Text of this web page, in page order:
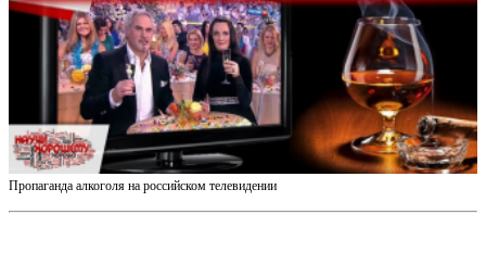
Пропаганда алкоголя на российском телевидении